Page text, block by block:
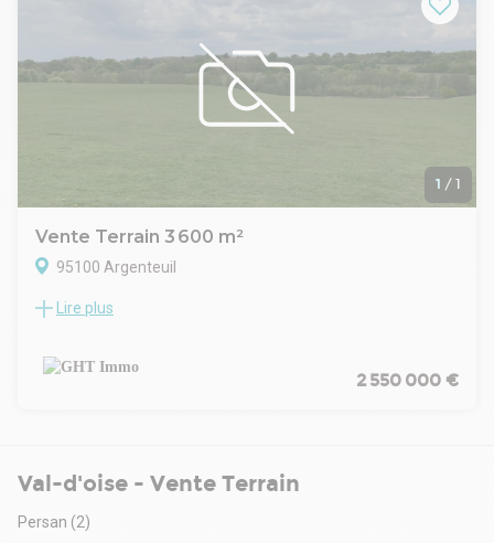
1 / 1
Vente Terrain 3 600 m²
95100 Argenteuil
LE CABINET GHTIMMO VOUS PROPOSE:
Non bétonné, stabilisé en gravier
Accès gros porteur
Lire plus
2 550 000 €
Val-d'oise - Vente Terrain
Persan (2)